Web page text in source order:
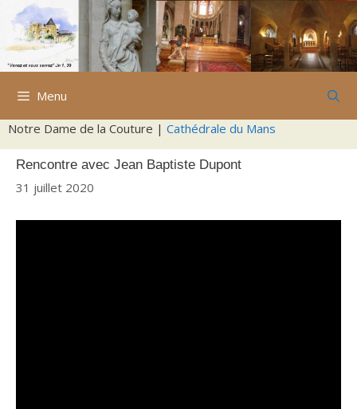
Aller
contenu
Menu
Notre Dame de la Couture | Cathédrale du Mans
Rencontre avec Jean Baptiste Dupont
31 juillet 2020